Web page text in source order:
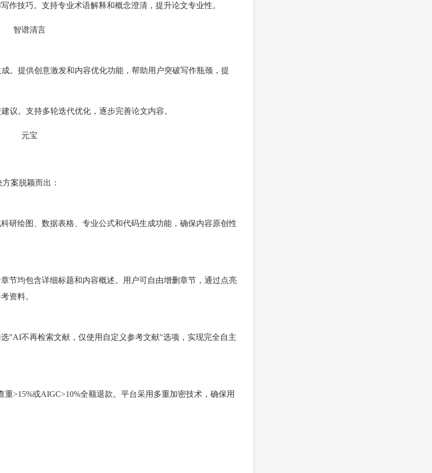
作技巧。支持专业术语解释和概念澄清，提升论文专业性。
。提供创意激发和内容优化功能，帮助用户突破写作瓶颈，提
议。支持多轮迭代优化，逐步完善论文内容。
案脱颖而出：
研绘图、数据表格、专业公式和代码生成功能，确保内容原创性
节均包含详细标题和内容概述。用户可自由增删章节，通过点亮
资料。
"AI不再检索文献，仅使用自定义参考文献"选项，实现完全自主
>15%或AIGC>10%全额退款。平台采用多重加密技术，确保用